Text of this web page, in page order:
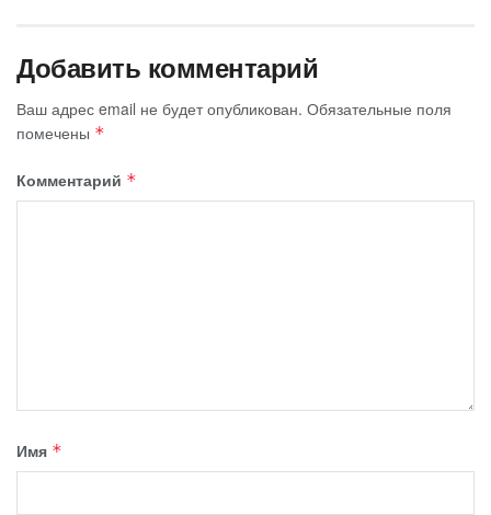
Добавить комментарий
Ваш адрес email не будет опубликован. Обязательные поля
помечены *
Комментарий *
Имя *